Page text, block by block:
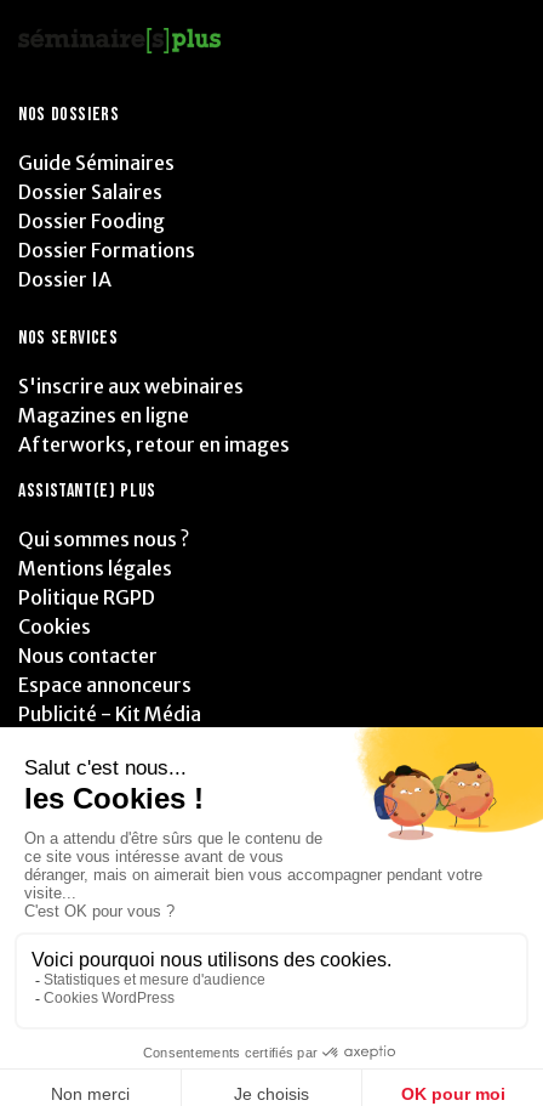
NOS DOSSIERS
Guide Séminaires
Dossier Salaires
Dossier Fooding
Dossier Formations
Dossier IA
NOS SERVICES
S'inscrire aux webinaires
Magazines en ligne
Afterworks, retour en images
ASSISTANT(E) PLUS
Qui sommes nous ?
Mentions légales
Politique RGPD
Cookies
Nous contacter
Espace annonceurs
Publicité - Kit Média
PARTENAIRES
© 2025 - Blitzzz Media - Assistant(e) Plus - Tous droits réservés.